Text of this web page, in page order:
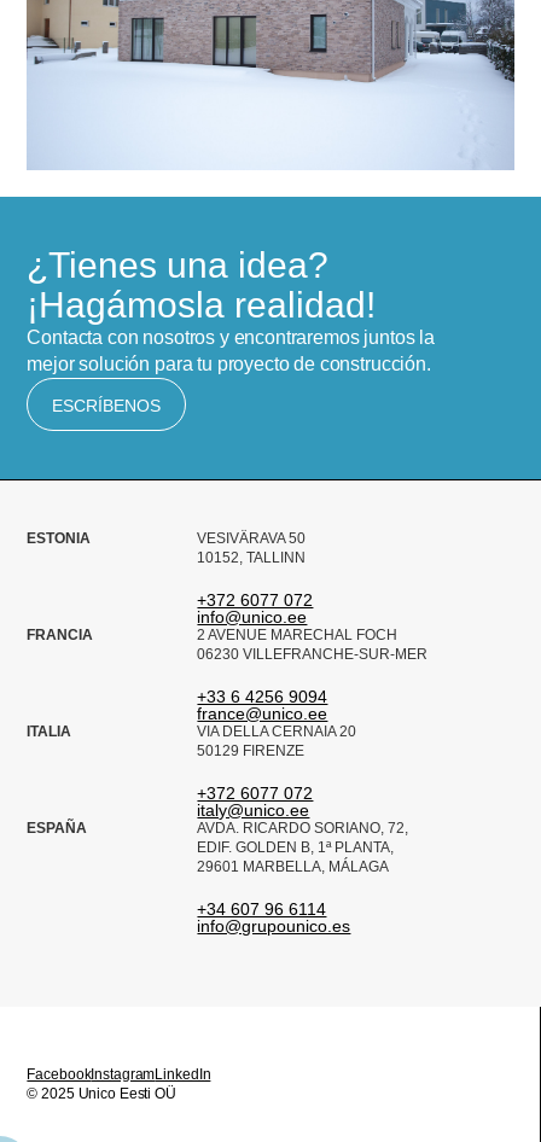
¿Tienes una idea?
¡Hagámosla realidad!
Contacta con nosotros y encontraremos juntos la
mejor solución para tu proyecto de construcción.
ESCRÍBENOS
FacebookInstagramLinkedIn
© 2025 Unico Eesti OÜ
ESTONIA
VESIVÄRAVA 50
10152, TALLINN
+372 6077 072
info@unico.ee
FRANCIA
2 AVENUE MARECHAL FOCH
06230 VILLEFRANCHE-SUR-MER
+33 6 4256 9094
france@unico.ee
ITALIA
VIA DELLA CERNAIA 20
50129 FIRENZE
+372 6077 072
italy@unico.ee
ESPAÑA
AVDA. RICARDO SORIANO, 72,
EDIF. GOLDEN B, 1ª PLANTA,
29601 MARBELLA, MÁLAGA
+34 607 96 6114
info@grupounico.es